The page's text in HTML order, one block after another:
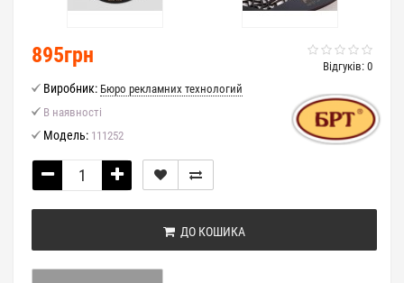
Відгуків: 0
895грн
Виробник: Бюро рекламних технологий
В наявності
Модель: 111252
ДО КОШИКА